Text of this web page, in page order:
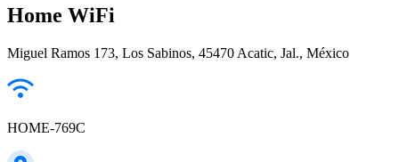
Home WiFi
Miguel Ramos 173, Los Sabinos, 45470 Acatic, Jal., México
HOME-769C